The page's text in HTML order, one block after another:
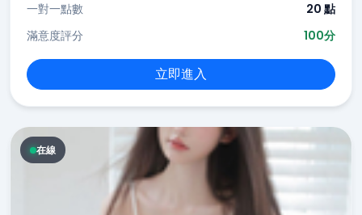
一對一點數
20 點
滿意度評分
100分
立即進入
在線